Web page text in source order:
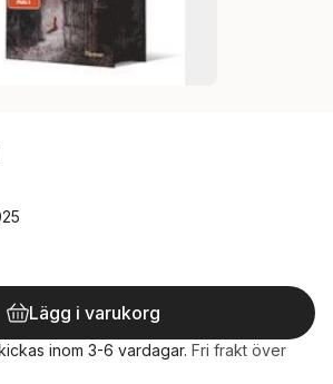
Lägg i varukorg
inom 3-6 vardagar. Fri frakt över